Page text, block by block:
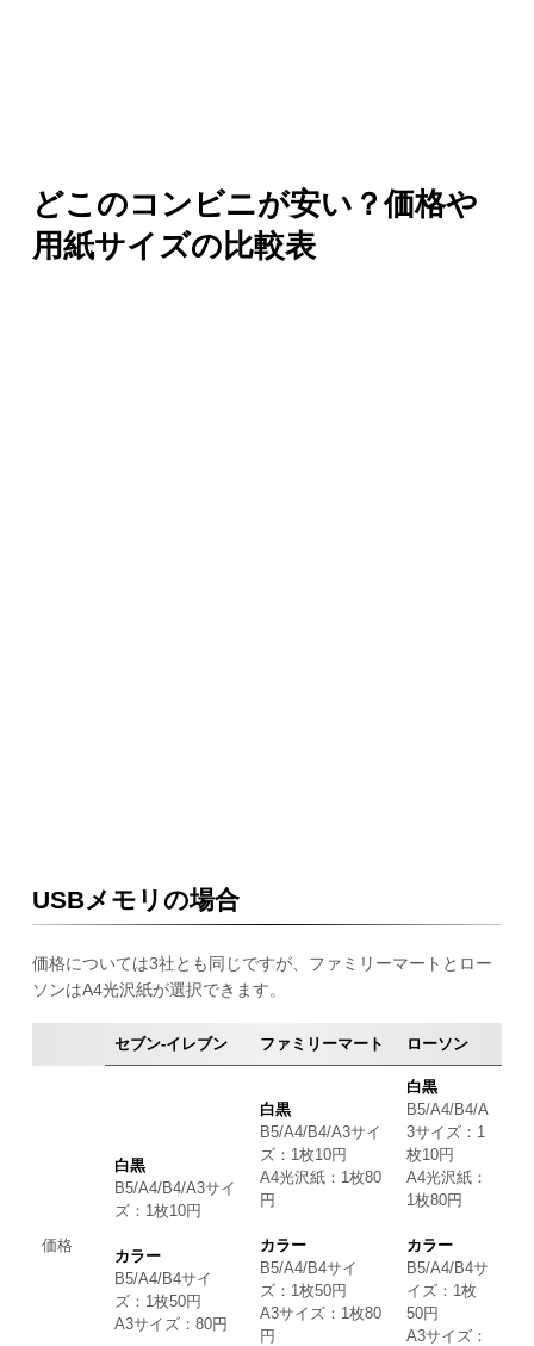
どこのコンビニが安い？価格や
用紙サイズの比較表
USBメモリの場合
価格については3社とも同じですが、ファミリーマートとロー
ソンはA4光沢紙が選択できます。
セブン-イレブン ファミリーマート ローソン
価格
白黒
B5/A4/B4/A3サイ
ズ：1枚10円
カラー
B5/A4/B4サイ
ズ：1枚50円
A3サイズ：80円
白黒
B5/A4/B4/A3サイ
ズ：1枚10円
A4光沢紙：1枚80
円
カラー
B5/A4/B4サイ
ズ：1枚50円
A3サイズ：1枚80
円
白黒
B5/A4/B4/A
3サイズ：1
枚10円
A4光沢紙：
1枚80円
カラー
B5/A4/B4サ
イズ：1枚
50円
A3サイズ：